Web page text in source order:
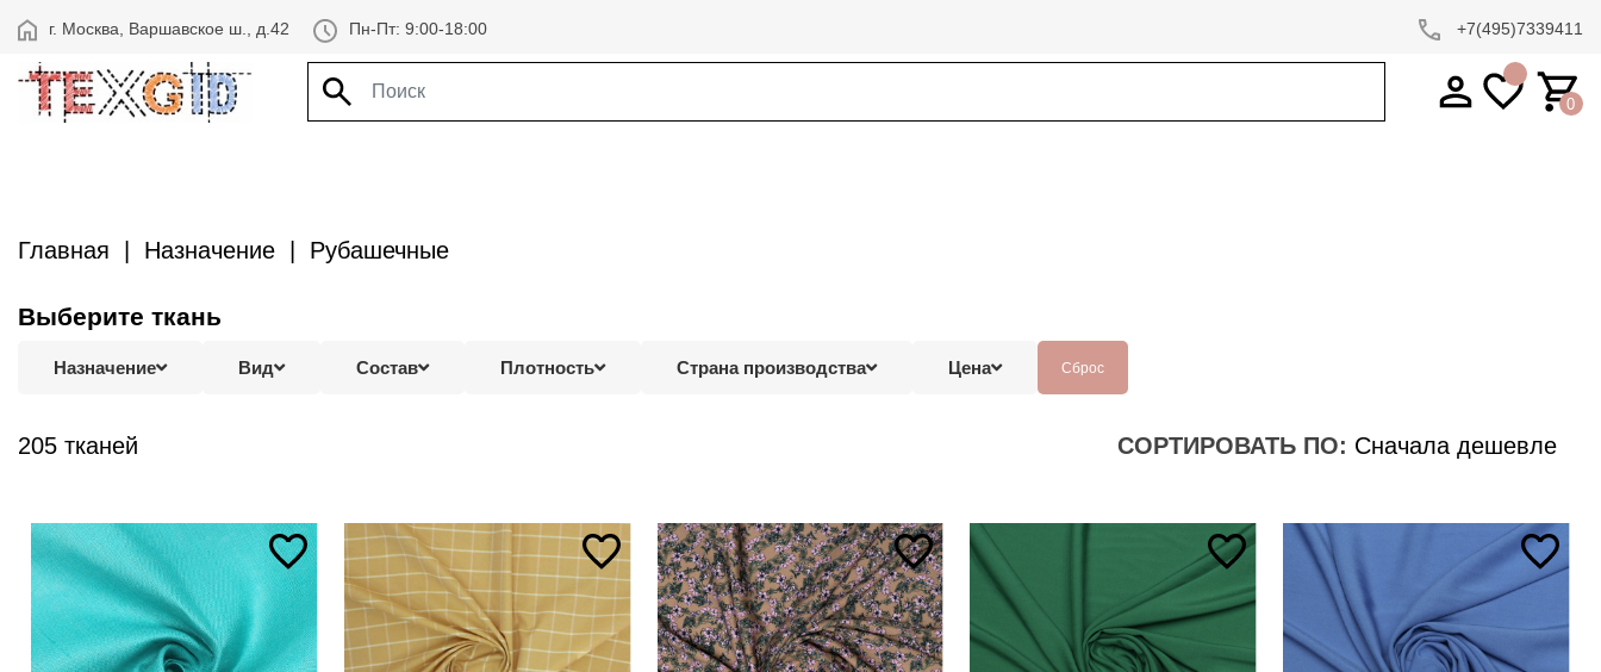
г. Москва, Варшавское ш., д.42 Пн-Пт: 9:00-18:00 +7(495)7339411
0
Главная Назначение Рубашечные
Выберите ткань
Назначение Вид Состав Плотность Страна производства Цена Сброс
205 тканей СОРТИРОВАТЬ ПО: